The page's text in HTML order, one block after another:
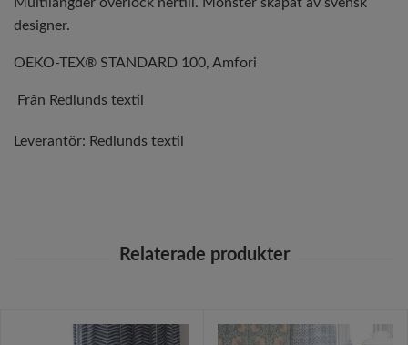
designer.
OEKO-TEX® STANDARD 100, Amfori
Från Redlunds textil
Leverantör: Redlunds textil